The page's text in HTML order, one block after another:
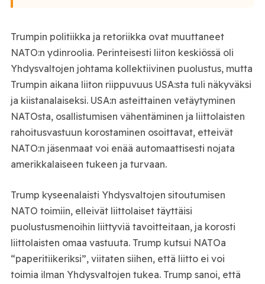
Trumpin politiikka ja retoriikka ovat muuttaneet
NATO:n ydinroolia. Perinteisesti liiton keskiössä oli
Yhdysvaltojen johtama kollektiivinen puolustus, mutta
Trumpin aikana liiton riippuvuus USA:sta tuli näkyväksi
ja kiistanalaiseksi. USA:n asteittainen vetäytyminen
NATOsta, osallistumisen vähentäminen ja liittolaisten
rahoitusvastuun korostaminen osoittavat, etteivät
NATO:n jäsenmaat voi enää automaattisesti nojata
amerikkalaiseen tukeen ja turvaan.
Trump kyseenalaisti Yhdysvaltojen sitoutumisen
NATO toimiin, elleivät liittolaiset täyttäisi
puolustusmenoihin liittyviä tavoitteitaan, ja korosti
liittolaisten omaa vastuuta. Trump kutsui NATOa
“paperitiikeriksi”, viitaten siihen, että liitto ei voi
toimia ilman Yhdysvaltojen tukea. Trump sanoi, että